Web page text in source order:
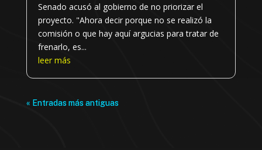
Senado acusó al gobierno de no priorizar el
proyecto. "Ahora decir porque no se realizó la
comisión o que hay aquí argucias para tratar de
frenarlo, es...
leer más
« Entradas más antiguas